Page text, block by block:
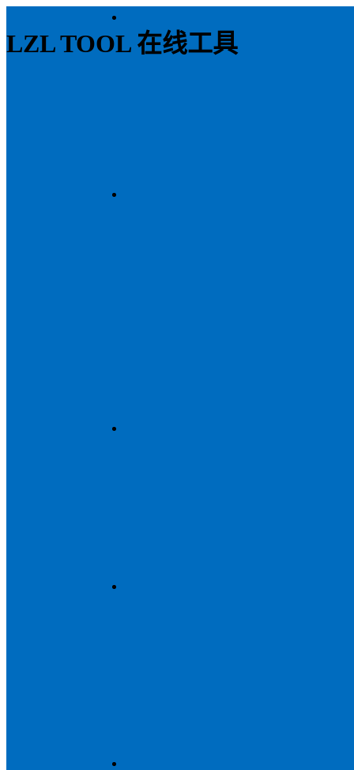
LZL TOOL 在线工具